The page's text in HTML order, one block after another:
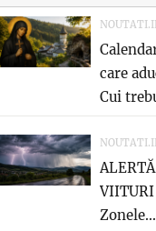
care
Cui
Zonele...